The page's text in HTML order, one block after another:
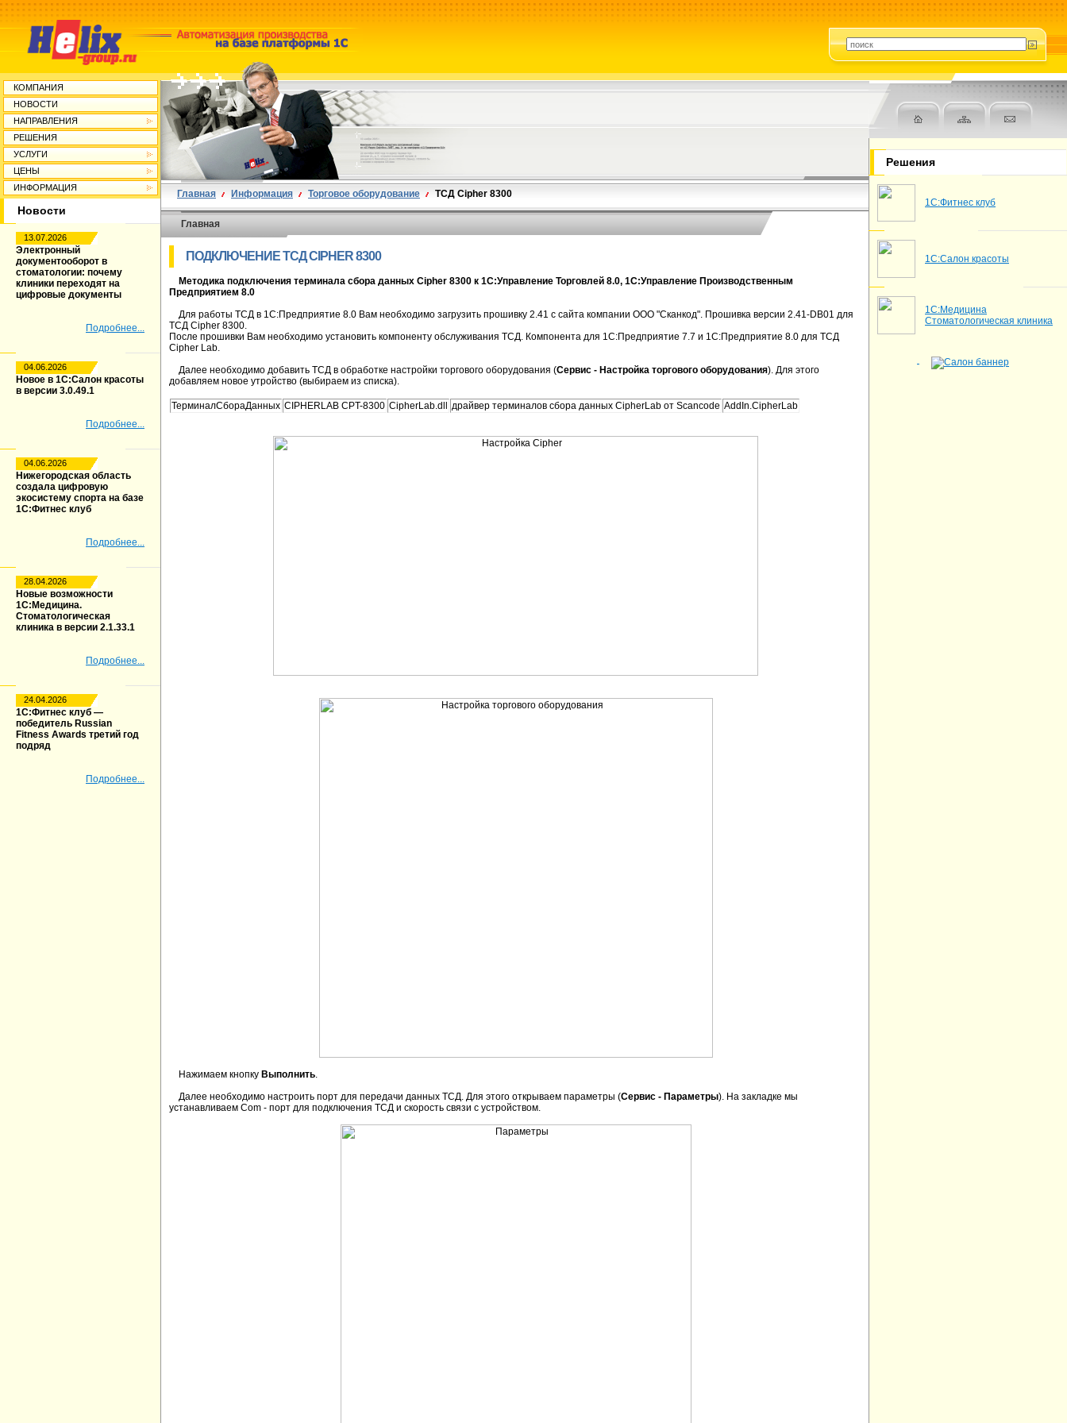
КОМПАНИЯ
НОВОСТИ
НАПРАВЛЕНИЯ
РЕШЕНИЯ
УСЛУГИ
ЦЕНЫ
ИНФОРМАЦИЯ
Новости
13.07.2026
Электронный
документооборот в
стоматологии: почему
клиники переходят на
цифровые документы
Подробнее...
04.06.2026
Новое в 1С:Салон красоты
в версии 3.0.49.1
Подробнее...
04.06.2026
Нижегородская область
создала цифровую
экосистему спорта на базе
1С:Фитнес клуб
Подробнее...
28.04.2026
Новые возможности
1С:Медицина.
Стоматологическая
клиника в версии 2.1.33.1
Подробнее...
24.04.2026
1С:Фитнес клуб —
победитель Russian
Fitness Awards третий год
подряд
Подробнее...
Главная Информация Торговое оборудование ТСД Cipher 8300
Главная
ПОДКЛЮЧЕНИЕ ТСД CIPHER 8300
Методика подключения терминала сбора данных Cipher 8300 к 1С:Управление Торговлей 8.0, 1С:Управление Производственным
Предприятием 8.0
Для работы ТСД в 1С:Предприятие 8.0 Вам необходимо загрузить прошивку 2.41 с сайта компании ООО "Сканкод". Прошивка версии 2.41-DB01 для
ТСД Cipher 8300.
После прошивки Вам необходимо установить компоненту обслуживания ТСД. Компонента для 1С:Предприятие 7.7 и 1С:Предприятие 8.0 для ТСД
Cipher Lab.
Далее необходимо добавить ТСД в обработке настройки торгового оборудования (Сервис - Настройка торгового оборудования). Для этого
добавляем новое утройство (выбираем из списка).
ТерминалСбораДанных CIPHERLAB CPT-8300 CipherLab.dll драйвер терминалов сбора данных CipherLab от Scancode AddIn.CipherLab
Нажимаем кнопку Выполнить.
Далее необходимо настроить порт для передачи данных ТСД. Для этого открываем параметры (Сервис - Параметры). На закладке мы
устанавливаем Com - порт для подключения ТСД и скорость связи с устройством.
Решения
1С:Фитнес клуб
1С:Салон красоты
1С:Медицина
Стоматологическая клиника